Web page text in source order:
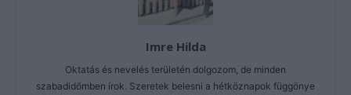
Imre Hilda
Oktatás és nevelés területén dolgozom, de minden
szabadidőmben írok. Szeretek belesni a hétköznapok függönye